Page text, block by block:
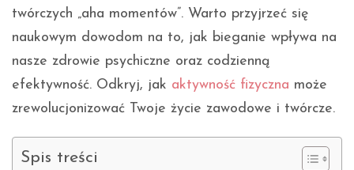
twórczych „aha momentów”. Warto przyjrzeć się
naukowym dowodom na to, jak bieganie wpływa na
nasze zdrowie psychiczne oraz codzienną
efektywność. Odkryj, jak aktywność fizyczna może
zrewolucjonizować Twoje życie zawodowe i twórcze.
Spis treści